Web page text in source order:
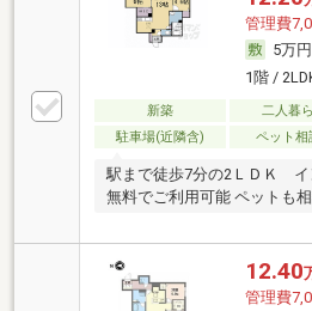
管理費
5万円
1階 /
新築 二人暮
駐車場(近隣含)
ペット相
駅まで徒歩7分の2ＬＤＫ イ
無料でご利用可能 ペットも
12.40
管理費